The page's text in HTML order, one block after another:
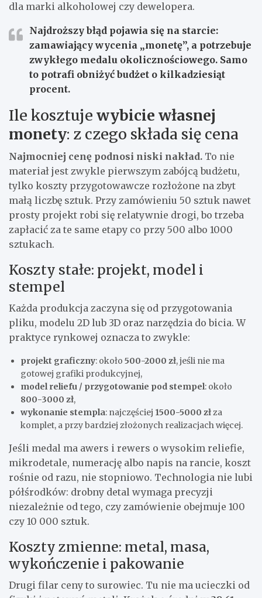
dla marki alkoholowej czy dewelopera.
Najdroższy błąd pojawia się na starcie:
zamawiający wycenia „monetę”, a potrzebuje
zwykłego medalu okolicznościowego. Samo
to potrafi obniżyć budżet o kilkadziesiąt
procent.
Ile kosztuje wybicie własnej
monety: z czego składa się cena
Najmocniej cenę podnosi niski nakład. To nie
materiał jest zwykle pierwszym zabójcą budżetu,
tylko koszty przygotowawcze rozłożone na zbyt
małą liczbę sztuk. Przy zamówieniu 50 sztuk nawet
prosty projekt robi się relatywnie drogi, bo trzeba
zapłacić za te same etapy co przy 500 albo 1000
sztukach.
Koszty stałe: projekt, model i
stempel
Każda produkcja zaczyna się od przygotowania
pliku, modelu 2D lub 3D oraz narzędzia do bicia. W
praktyce rynkowej oznacza to zwykle:
projekt graficzny: około 500-2000 zł, jeśli nie ma
gotowej grafiki produkcyjnej,
model reliefu / przygotowanie pod stempel: około
800-3000 zł,
wykonanie stempla: najczęściej 1500-5000 złza
komplet, a przy bardziej złożonych realizacjach więcej.
Jeśli medal ma awers i rewers o wysokim reliefie,
mikrodetale, numerację albo napis na rancie, koszt
rośnie od razu, nie stopniowo. Technologia nie lubi
półśrodków: drobny detal wymaga precyzji
niezależnie od tego, czy zamówienie obejmuje 100
czy 10 000 sztuk.
Koszty zmienne: metal, masa,
wykończenie i pakowanie
Drugi filar ceny to surowiec. Tu nie ma ucieczki od